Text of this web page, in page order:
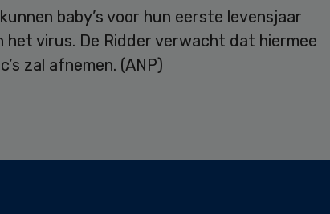
baby’s voor hun eerste levensjaar
virus. De Ridder verwacht dat hiermee
zal afnemen. (ANP)